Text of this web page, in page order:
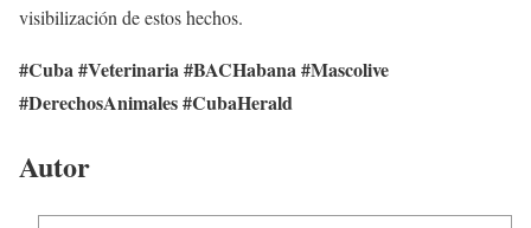
visibilización de estos hechos.
#Cuba #Veterinaria #BACHabana #Mascolive
#DerechosAnimales #CubaHerald
Autor